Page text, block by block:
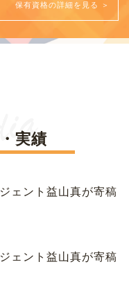
保有資格の詳細を見る ＞
実績
ェント益山真が寄稿
ェント益山真が寄稿